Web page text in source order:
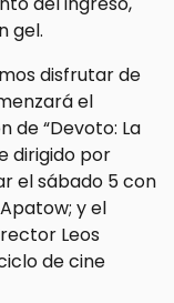
gel.
disfrutar de
el
de “Devoto: La
dirigido por
el sábado 5 con
y el
Leos
de cine